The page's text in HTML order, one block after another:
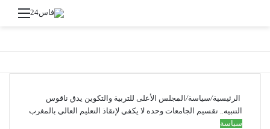
الرئيسية/سياسة/المجلس الأعلى للتربية والتكوين يدق ناقوس
التنبيه.. تقسيم الجامعات وحده لا يكفي لإنقاذ التعليم العالي بالمغرب
سياسة